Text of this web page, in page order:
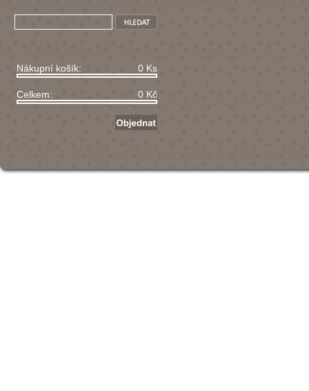
Nákupní košík: 0 Ks
Celkem: 0 Kč